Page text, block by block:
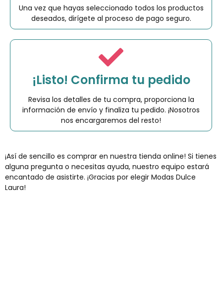
Una vez que hayas seleccionado todos los productos
deseados, dirígete al proceso de pago seguro.
¡Listo! Confirma tu pedido
Revisa los detalles de tu compra, proporciona la
información de envío y finaliza tu pedido. ¡Nosotros
nos encargaremos del resto!
¡Así de sencillo es comprar en nuestra tienda online! Si tienes
alguna pregunta o necesitas ayuda, nuestro equipo estará
encantado de asistirte. ¡Gracias por elegir Modas Dulce
Laura!